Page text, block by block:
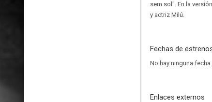
sem sol". En la
y actriz Milú.
Fechas de
No hay ninguna fecha.
Enlaces externos